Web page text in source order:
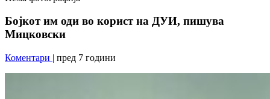
Бојкот им оди во корист на ДУИ, пишува
Мицковски
Коментари | пред 7 години